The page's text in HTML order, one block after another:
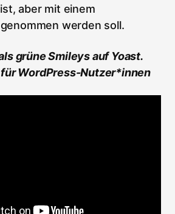
aber mit einem
werden soll.
grüne Smileys auf Yoast.
WordPress-Nutzer*innen